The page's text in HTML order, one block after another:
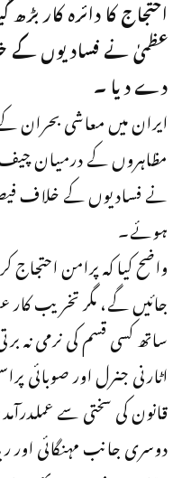
احتجاج کا دائرہ کار
عظمیٰ نے فسادیوں کے
دے دیا ۔
ایران میں معاشی بحران
مظاہروں کے درمیان
نے فسادیوں کے خلاف
ہوئے۔
واضح کیا کہ پرامن
جائیں گے، مگر تخریب
ساتھ کسی قسم کی نرمی
اٹارنی جنرل اور صوبائی
قانون کی سختی سے
دوسری جانب مہنگائی